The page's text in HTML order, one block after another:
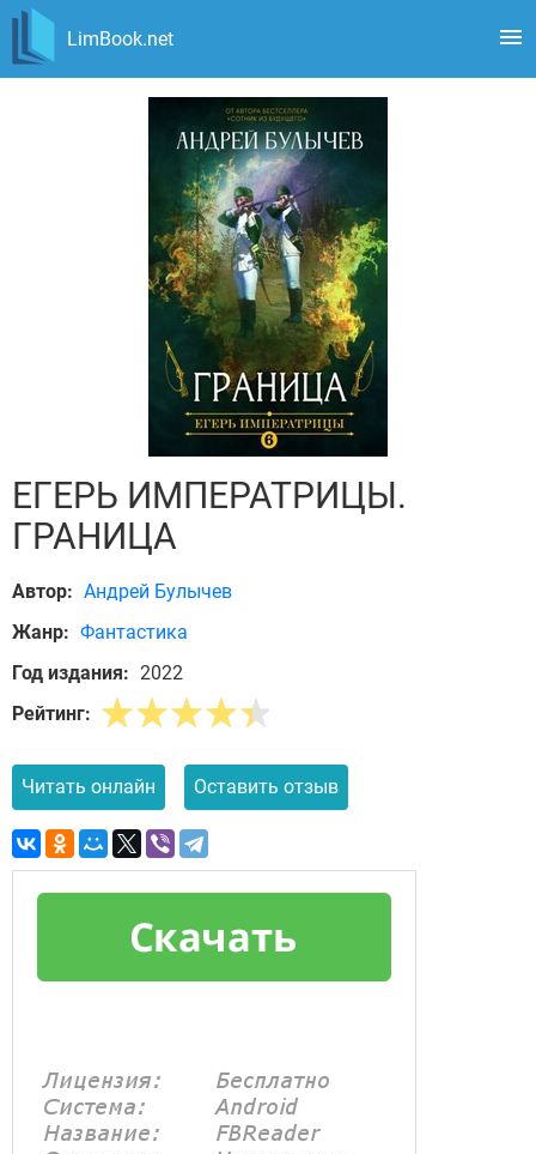
LimBook.net
ЕГЕРЬ ИМПЕРАТРИЦЫ.
ГРАНИЦА
Автор: Андрей Булычев
Жанр: Фантастика
Год издания: 2022
Рейтинг:
Читать онлайн Оставить отзыв